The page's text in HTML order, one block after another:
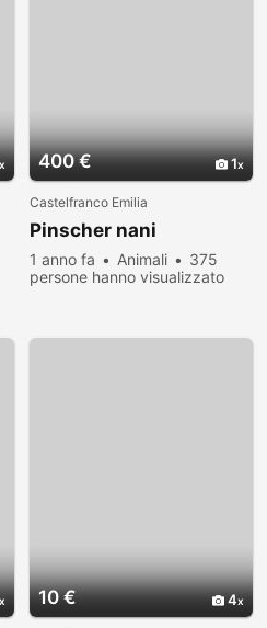
400 € 1
Castelfranco Emilia
Pinscher nani
1 anno fa Animali
375
persone hanno visualizzato
10 € 4